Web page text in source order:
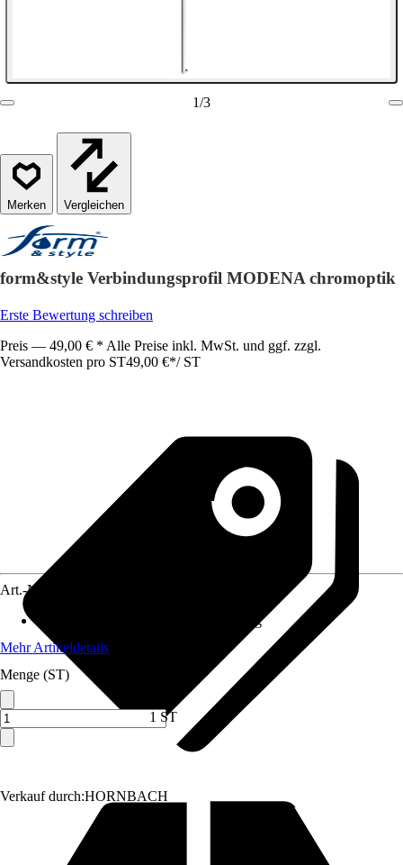
1/3
Vergleichen
form&style Verbindungsprofil MODENA chromoptik
Erste Bewertung schreiben
Preis — 49,00 € * Alle Preise inkl. MwSt. und ggf. zzgl.
Versandkosten pro ST49,00 €*/ ST
Verkauf durch:HORNBACH
Art.-Nr.
Duschabtrennung
Mehr Artikeldetails
Menge (ST)
1 ST